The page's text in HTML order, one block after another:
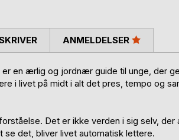
en ærlig og jordnær guide til unge, der
i livet på midt i alt det pres, tempo og
Det er ikke verden i sig selv, der
se det, bliver livet automatisk lettere.
ANMELDELSER